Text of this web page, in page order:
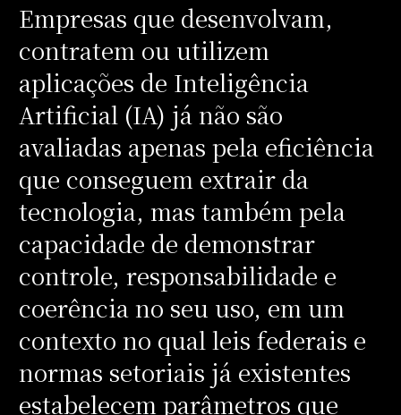
Empresas que desenvolvam,
contratem ou utilizem
aplicações de Inteligência
Artificial (IA) já não são
avaliadas apenas pela eficiência
que conseguem extrair da
tecnologia, mas também pela
capacidade de demonstrar
controle, responsabilidade e
coerência no seu uso, em um
contexto no qual leis federais e
normas setoriais já existentes
estabelecem parâmetros que